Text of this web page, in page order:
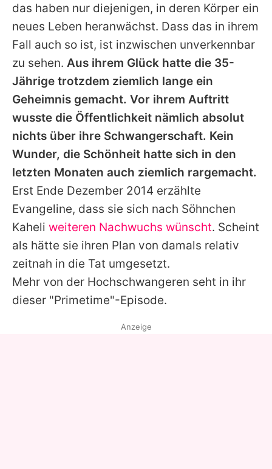
das haben nur diejenigen, in deren Körper ein
neues Leben heranwächst. Dass das in ihrem
Fall auch so ist, ist inzwischen unverkennbar
zu sehen. Aus ihrem Glück hatte die 35-
Jährige trotzdem ziemlich lange ein
Geheimnis gemacht. Vor ihrem Auftritt
wusste die Öffentlichkeit nämlich absolut
nichts über ihre Schwangerschaft. Kein
Wunder, die Schönheit hatte sich in den
letzten Monaten auch ziemlich rargemacht.
Erst Ende Dezember 2014 erzählte
Evangeline, dass sie sich nach Söhnchen
Kaheli weiteren Nachwuchs wünscht. Scheint
als hätte sie ihren Plan von damals relativ
zeitnah in die Tat umgesetzt.
Mehr von der Hochschwangeren seht in ihr
dieser "Primetime"-Episode.
Anzeige